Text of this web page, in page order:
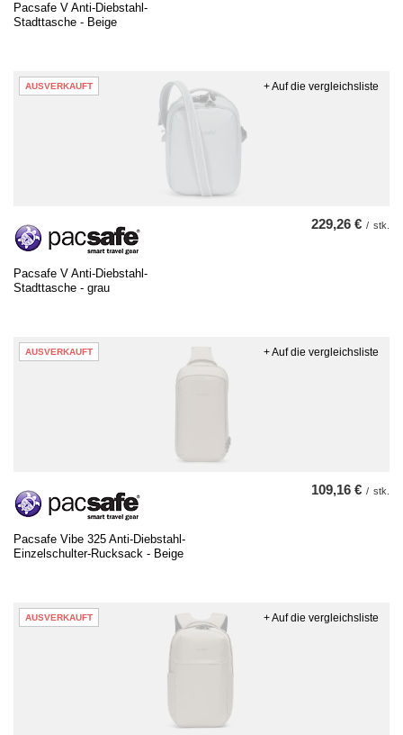
Pacsafe V Anti-Diebstahl-
Stadttasche - Beige
AUSVERKAUFT
Pacsafe V Anti-Diebstahl-
Stadttasche - grau
229,26 € / stk.
+ Auf die vergleichsliste
AUSVERKAUFT
Pacsafe Vibe 325 Anti-Diebstahl-
Einzelschulter-Rucksack - Beige
109,16 € / stk.
+ Auf die vergleichsliste
AUSVERKAUFT + Auf die vergleichsliste